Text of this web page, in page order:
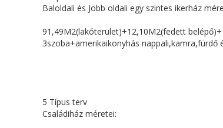
Baloldali és Jobb oldali egy szintes ikerház
91,49M2(lakóterület)+12,10M2(fedett
3szoba+amerikaikonyhás nappali,kamra,fürdő
5 Típus terv
Családiház méretei: